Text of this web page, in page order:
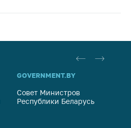
GOVERNMENT.BY
Совет Министров
Республики Беларусь